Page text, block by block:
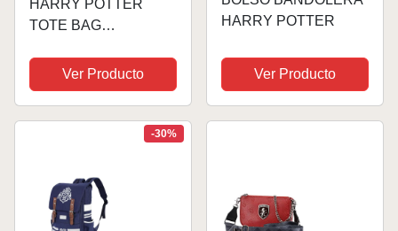
HARRY POTTER
TOTE BAG
REFERENCIA:
BWHAPOMBB008,
CRU, 38 x 40 cm
Ver Producto
HARRY POTTER
Ver Producto
-30%